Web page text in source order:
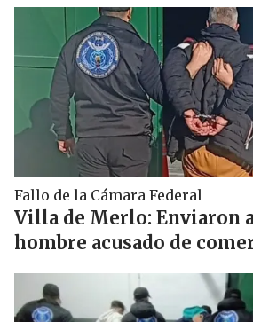
Fallo de la Cámara Federal
Villa de Merlo: Enviaron
hombre acusado de